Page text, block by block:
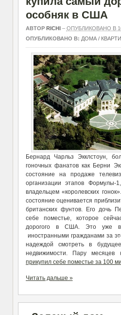
особняк в США
АВТОР RICHI – ОПУБЛИКОВАНО В
ОПУБЛИКОВАНО В: ДОМА /
Бернард Чарльз Экклстоун,
гоночных фанатов как Берни
состояние на продаже
организации этапов Формулы-
владельцем «королевских
состояние оценивается
британских фунтов. Его дочь
себе поместье, которое
дорогого в США. Это уже
иностранными гражданами за
надеждой смотреть в
недвижимости. Пару месяцев
прикупил себе поместье за 100
Читать дальше »